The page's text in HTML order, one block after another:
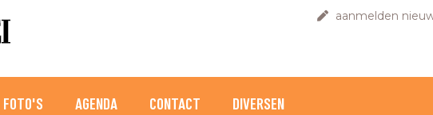
aanmelden
FOTO'S AGENDA CONTACT DIVERSEN